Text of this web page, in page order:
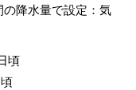
降水量で設定：気
頃